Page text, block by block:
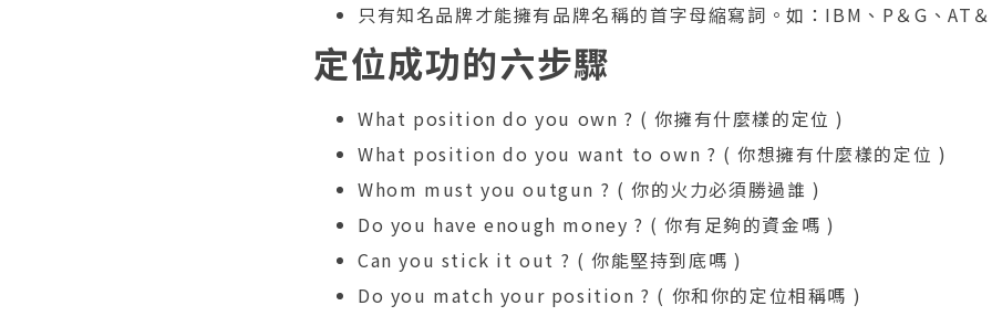
只有知名品牌才能擁有品牌名稱的首字母縮寫詞。如：IBM、P＆G、AT
定位成功的六步驟
What position do you own ? ( 你擁有什麼樣的定位 )
What position do you want to own ? ( 你想擁有什麼樣的定位 )
Whom must you outgun ? ( 你的火力必須勝過誰 )
Do you have enough money ? ( 你有足夠的資金嗎 )
Can you stick it out ? ( 你能堅持到底嗎 )
Do you match your position ? ( 你和你的定位相稱嗎 )